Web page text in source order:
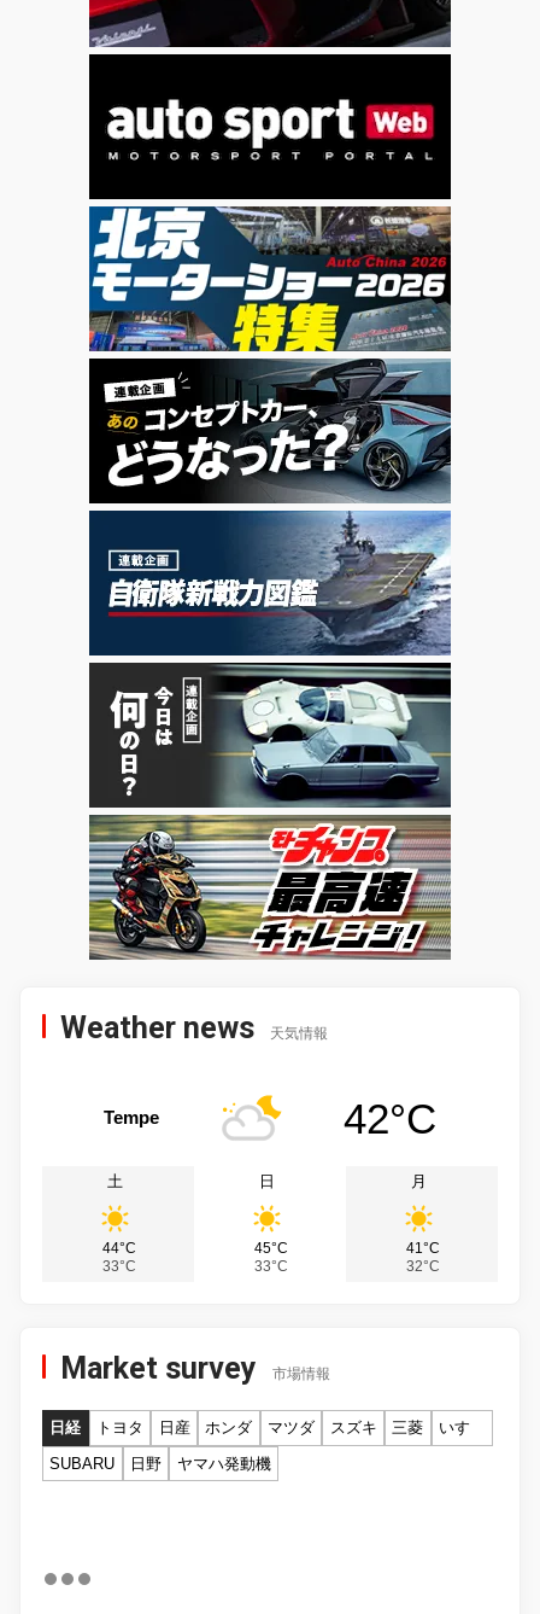
Weather news 天気情報
Tempe 42°C
土
44°C
33°C
日
45°C
33°C
月
41°C
32°C
Market survey 市場情報
日経 トヨタ 日産 ホンダ マツダ スズキ 三菱
いすゞ
SUBARU
日野 ヤマハ発動機